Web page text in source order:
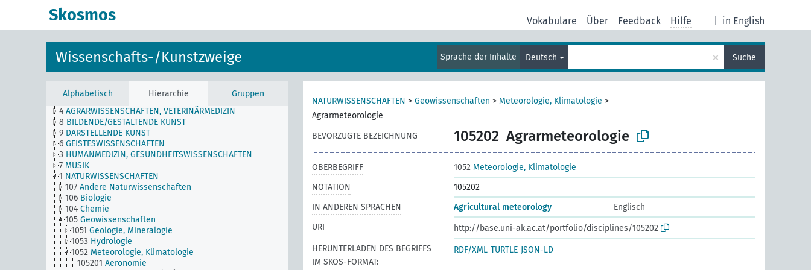
Skosmos in English
Vokabulare Über Feedback Hilfe
Wissenschafts-/Kunstzweige Sprache der Inhalte Deutsch × Suche
Alphabetisch Hierarchie
Gruppen
4 AGRARWISSENSCHAFTEN, VETERINÄRMEDIZIN
8 BILDENDE/GESTALTENDE KUNST
9 DARSTELLENDE KUNST
6 GEISTESWISSENSCHAFTEN
3 HUMANMEDIZIN, GESUNDHEITSWISSENSCHAFTEN
7 MUSIK
1 NATURWISSENSCHAFTEN
107 Andere Naturwissenschaften
106 Biologie
104 Chemie
105 Geowissenschaften
1051 Geologie, Mineralogie
1053 Hydrologie
1052 Meteorologie, Klimatologie
105201 Aeronomie
NATURWISSENSCHAFTEN > Geowissenschaften > Meteorologie, Klimatologie >
Agrarmeteorologie
BEVORZUGTE BEZEICHNUNG
105202 Agrarmeteorologie
OBERBEGRIFF 1052 Meteorologie, Klimatologie
NOTATION
105202
IN ANDEREN SPRACHEN
Agricultural meteorology
Englisch
URI
http://base.uni-ak.ac.at/portfolio/disciplines/105202
HERUNTERLADEN DES BEGRIFFS
IM SKOS-FORMAT:
RDF/XML TURTLE JSON-LD